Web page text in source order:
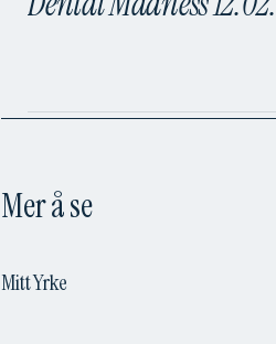
Mer å se
Mitt Yrke